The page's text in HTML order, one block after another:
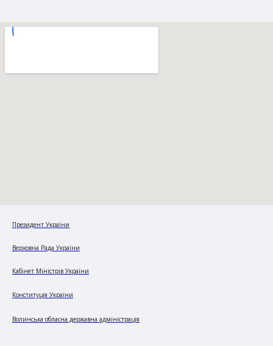
Президент України
Верховна Рада України
Кабінет Міністрів України
Конституція України
Волинська обласна державна адміністрація